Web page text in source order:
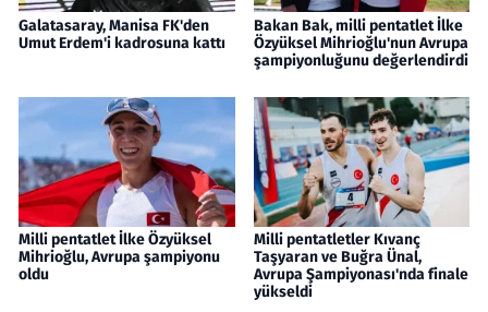
Galatasaray, Manisa FK'den
Umut Erdem'i kadrosuna kattı
Bakan Bak, milli pentatlet İlke
Özyüksel Mihrioğlu'nun Avrupa
şampiyonluğunu değerlendirdi
Milli pentatlet İlke Özyüksel
Mihrioğlu, Avrupa şampiyonu
oldu
Milli pentatletler Kıvanç
Taşyaran ve Buğra Ünal,
Avrupa Şampiyonası'nda finale
yükseldi